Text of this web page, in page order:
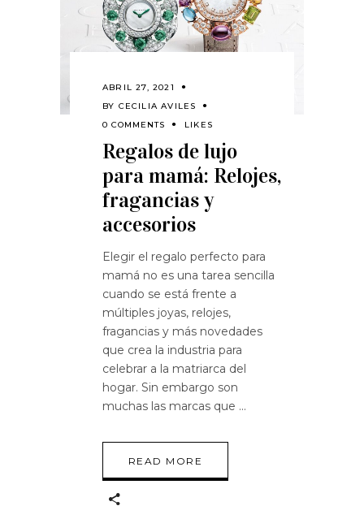
ABRIL 27, 2021
BY CECILIA AVILES
0 COMMENTS
LIKES
Regalos de lujo
para mamá: Relojes,
fragancias y
accesorios
Elegir el regalo perfecto para
mamá no es una tarea sencilla
cuando se está frente a
múltiples joyas, relojes,
fragancias y más novedades
que crea la industria para
celebrar a la matriarca del
hogar. Sin embargo son
muchas las marcas que
READ MORE